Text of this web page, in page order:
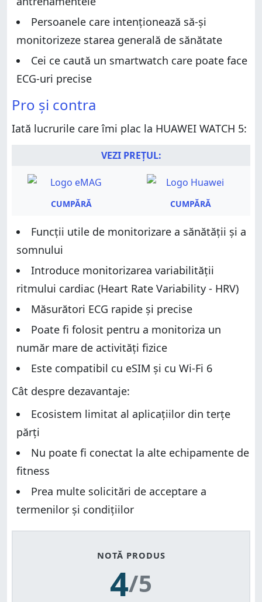
Îți place HUAWEI WATCH 5?
Persoanele care intenționează să-și
monitorizeze starea generală de sănătate
Cei ce caută un smartwatch care poate face
ECG-uri precise
Pro și contra
Iată lucrurile care îmi plac la HUAWEI WATCH 5:
VEZI PREȚUL:
CUMPĂRĂ CUMPĂRĂ
Funcții utile de monitorizare a sănătății și a
somnului
Introduce monitorizarea variabilității
ritmului cardiac (Heart Rate Variability - HRV)
Măsurători ECG rapide și precise
Poate fi folosit pentru a monitoriza un
număr mare de activități fizice
Este compatibil cu eSIM și cu Wi-Fi 6
Cât despre dezavantaje:
Ecosistem limitat al aplicațiilor din terțe
părți
Nu poate fi conectat la alte echipamente de
fitness
Prea multe solicitări de acceptare a
termenilor și condițiilor
NOTĂ PRODUS
4/5